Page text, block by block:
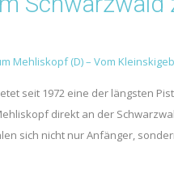
seit 1972 eine der längsten
direkt an der
sich nicht nur Anfänger,